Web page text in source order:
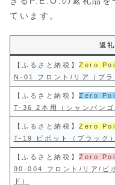
ています。
返
【ふるさと納税】Zero
N-01 フロント/リア（ブラ
【ふるさと納税】Zero
T-36 2本用（シャンパンゴ
【ふるさと納税】Zero
T-19 ピボット（ブラック）
【ふるさと納税】Zero
90-004 フロント/リア/ピ
ド）